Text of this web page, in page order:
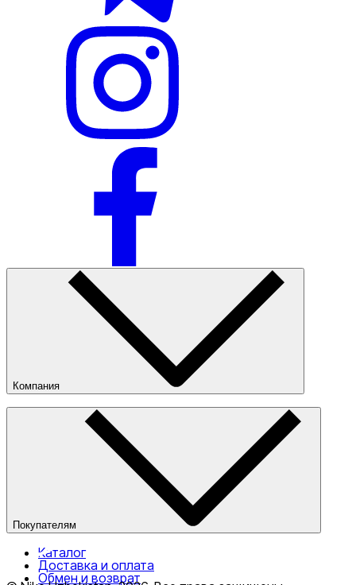
Компания
О компании
Наши магазины
Публичная оферта
Покупателям
Каталог
Доставка и оплата
Обмен и возврат